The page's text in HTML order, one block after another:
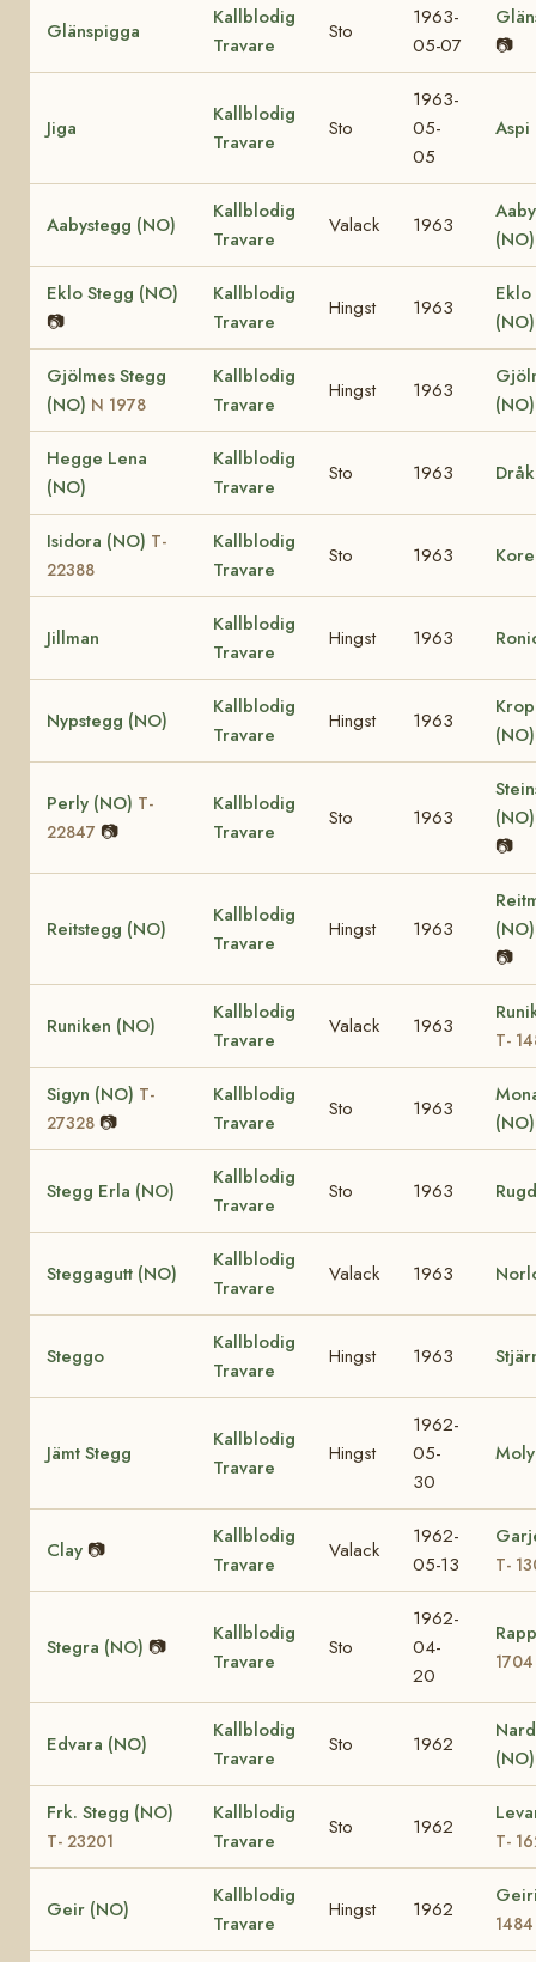
Glänspigga
Kallblodig
Travare
Sto
1963-
05-07
📷
Jiga
Kallblodig
Travare
Sto
1963-
05-
05
Aspi
Aabystegg (NO)
Kallblodig
Travare
Valack 1963
(NO)
Eklo Stegg (NO)
📷
Kallblodig
Travare
Hingst 1963
Gjölmes Stegg
(NO) N 1978
Kallblodig
Travare
Hingst 1963
(NO)
Hegge Lena
(NO)
Kallblodig
Travare
Sto 1963
Isidora (NO) T-
22388
Kallblodig
Travare
Sto 1963
Jillman
Kallblodig
Travare
Hingst 1963
Nypstegg (NO)
Kallblodig
Travare
Hingst 1963
Perly (NO) T-
22847 📷
Kallblodig
Travare
Sto 1963
📷
Reitstegg (NO)
Kallblodig
Travare
Hingst 1963
📷
Runiken (NO)
Kallblodig
Travare
Valack 1963
T-
Sigyn (NO) T-
27328 📷
Kallblodig
Travare
Sto 1963
Stegg Erla (NO)
Kallblodig
Travare
Sto 1963
Steggagutt (NO)
Kallblodig
Travare
Valack 1963
Steggo
Kallblodig
Travare
Hingst 1963
Jämt Stegg
Kallblodig
Travare
Hingst
1962-
05-
30
Clay 📷
Kallblodig
Travare
Valack
1962-
05-13
T-
Stegra (NO) 📷
Kallblodig
Travare
Sto
1962-
04-
20
1704
Edvara (NO)
Kallblodig
Travare
Sto 1962
(NO)
Frk. Stegg (NO)
T- 23201
Kallblodig
Travare
Sto 1962
T-
Geir (NO)
Kallblodig
Travare
Hingst 1962
1484